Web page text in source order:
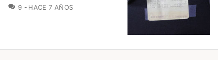
9 COMENTARIOS
HACE 7 AÑOS